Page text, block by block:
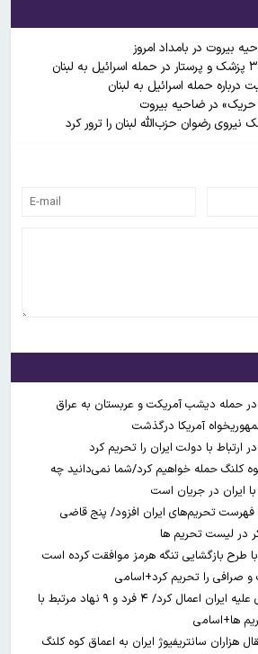
درباره حمله اسرائیل به لبنان
حریک» در ضاحیه بیروت
نیروی رضوان حزب‌الله لبنان را ترور کرد
آمریکا درگذشت
کلنگ حمله خواهیم کرد/شما نمی‌دانید چه
ایران در جریان است
۶ فرد را به فهرست تحریم‌های ایران افزود/ پنج قاضی
در لیست تحریم ها
با طرح بازگشایی تنگه هرمز موافقت کرده است
آمریکا تحریم‌های جدیدی علیه ایران اعمال کرد/ ۴ فرد و ۹ نهاد مرتبط با
ها+اسامی
هزاران سانتریفیوژ ایران به اعماق کوه کلنگ